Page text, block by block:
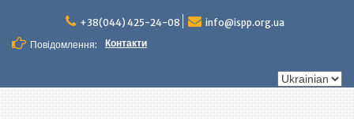
вмісту
+38(044) 425-24-08
info@ispp.org.ua
Повідомлення:
Контакти
Вибрати